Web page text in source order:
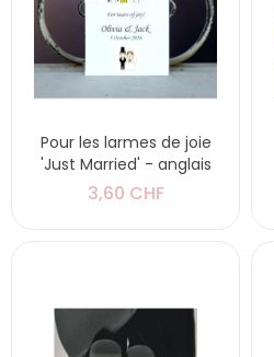
Pour les larmes de joie
'Just Married' - anglais
3,60 CHF